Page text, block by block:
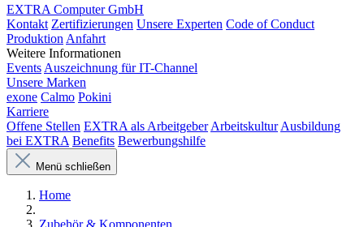
EXTRA Computer GmbH
Kontakt Zertifizierungen Unsere Experten Code of Conduct
Produktion Anfahrt
Weitere Informationen
Events Auszeichnung für IT-Channel
Unsere Marken
exone Calmo Pokini
Karriere
Offene Stellen EXTRA als Arbeitgeber Arbeitskultur Ausbildung
bei EXTRA Benefits Bewerbungshilfe
Menü schließen
Home
Zubehör & Komponenten